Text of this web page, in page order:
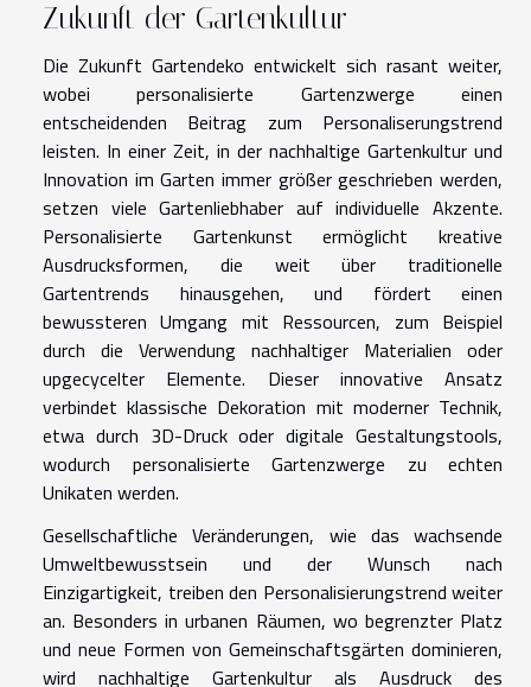
Zukunft der Gartenkultur
Die Zukunft Gartendeko entwickelt sich rasant weiter,
wobei personalisierte Gartenzwerge einen
entscheidenden Beitrag zum Personaliserungstrend
leisten. In einer Zeit, in der nachhaltige Gartenkultur und
Innovation im Garten immer größer geschrieben werden,
setzen viele Gartenliebhaber auf individuelle Akzente.
Personalisierte Gartenkunst ermöglicht kreative
Ausdrucksformen, die weit über traditionelle
Gartentrends hinausgehen, und fördert einen
bewussteren Umgang mit Ressourcen, zum Beispiel
durch die Verwendung nachhaltiger Materialien oder
upgecycelter Elemente. Dieser innovative Ansatz
verbindet klassische Dekoration mit moderner Technik,
etwa durch 3D-Druck oder digitale Gestaltungstools,
wodurch personalisierte Gartenzwerge zu echten
Unikaten werden.
Gesellschaftliche Veränderungen, wie das wachsende
Umweltbewusstsein und der Wunsch nach
Einzigartigkeit, treiben den Personalisierungstrend weiter
an. Besonders in urbanen Räumen, wo begrenzter Platz
und neue Formen von Gemeinschaftsgärten dominieren,
wird nachhaltige Gartenkultur als Ausdruck des